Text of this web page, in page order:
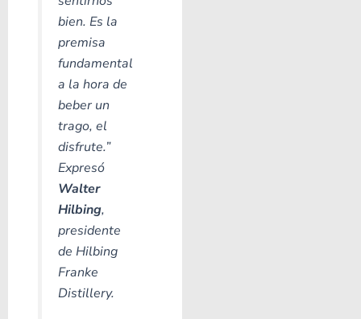
bien. Es la
premisa
fundamental
a la hora de
beber un
trago, el
disfrute.”
Expresó
Walter
Hilbing,
presidente
de Hilbing
Franke
Distillery.